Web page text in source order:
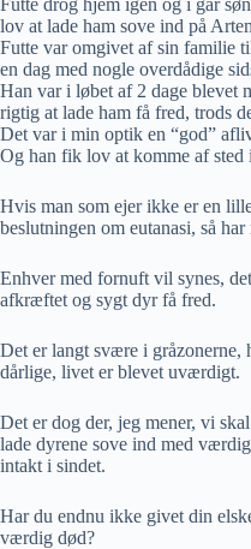
Futte drog hjem igen og i går
lov at lade ham sove ind på
Futte var omgivet af sin familie
en dag med nogle overdådige
Han var i løbet af 2 dage blevet
rigtig at lade ham få fred, trods
Det var i min optik en “god”
Og han fik lov at komme af sted
Hvis man som ejer ikke er en
beslutningen om eutanasi, så
Enhver med fornuft vil synes,
afkræftet og sygt dyr få fred.
Det er langt svære i gråzonerne,
dårlige, livet er blevet uværdigt.
Det er dog der, jeg mener, vi
lade dyrene sove ind med
intakt i sindet.
Har du endnu ikke givet din
værdig død?